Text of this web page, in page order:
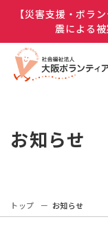
【災害支援・ボラ
震による
お知らせ
トップ お知らせ